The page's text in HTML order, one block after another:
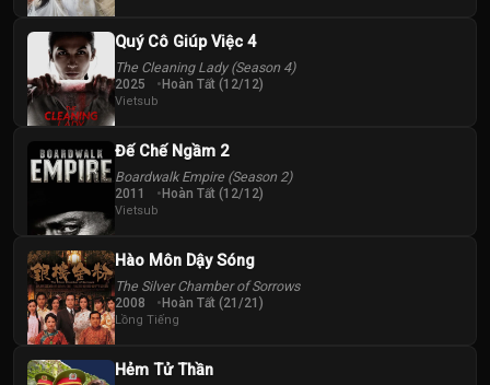
Quý Cô Giúp Việc 4
The Cleaning Lady (Season 4)
2025 Hoàn Tất (12/12)
Vietsub
Đế Chế Ngầm 2
Boardwalk Empire (Season 2)
2011 Hoàn Tất (12/12)
Vietsub
Hào Môn Dậy Sóng
The Silver Chamber of Sorrows
2008 Hoàn Tất (21/21)
Lồng Tiếng
Hẻm Tử Thần